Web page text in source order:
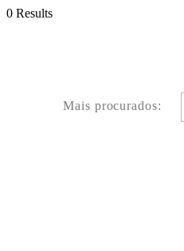
0 Results
Mais procurados: